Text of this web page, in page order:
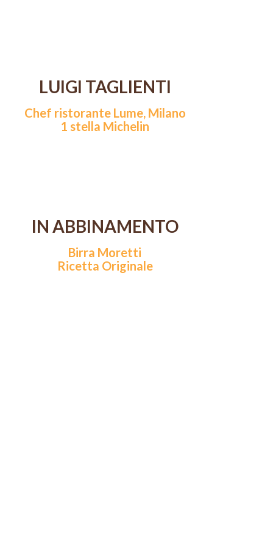
LUIGI TAGLIENTI
Chef ristorante Lume, Milano
1 stella Michelin
IN ABBINAMENTO
Birra Moretti
Ricetta Originale